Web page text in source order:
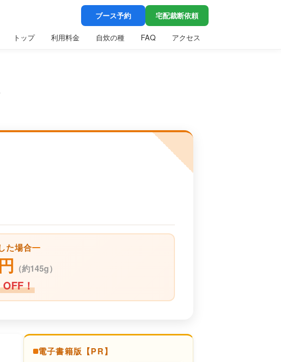
ブース予約 宅配裁断依頼
トップ 利用料金 自炊の種 FAQ アクセス
た場合
（約145g）
！
電子書籍版【PR】